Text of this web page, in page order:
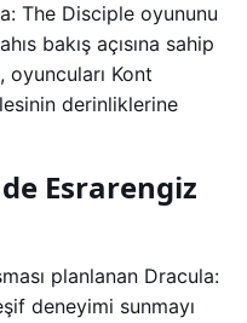
The Disciple oyununu
bakış açısına sahip
oyuncuları Kont
derinliklerine
Esrarengiz
planlanan Dracula:
deneyimi sunmayı